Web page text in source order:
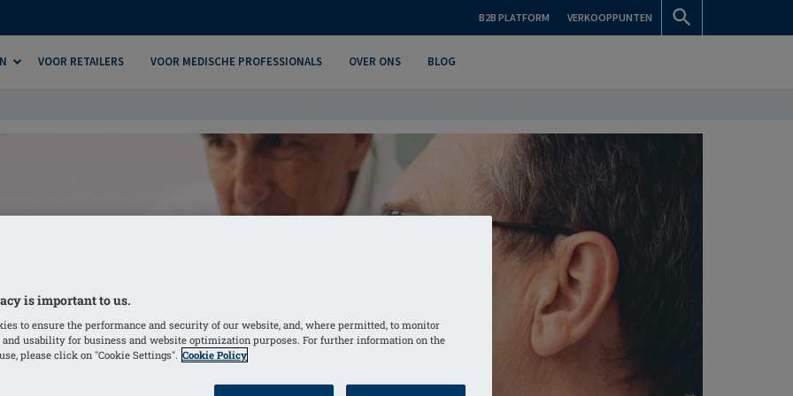
B2B PLATFORM VERKOOPPUNTEN
VOOR RETAILERS VOOR MEDISCHE PROFESSIONALS OVER ONS BLOG
is important to us.
to ensure the performance and security of our website, and, where permitted, to monitor
and usability for business and website optimization purposes. For further information on the
please click on "Cookie Settings". Cookie Policy